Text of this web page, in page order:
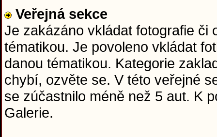
Veřejná sekce
Je zakázáno vkládat fotografie či
tématikou. Je povoleno vkládat
danou tématikou. Kategorie
chybí, ozvěte se. V této veřejné
se zúčastnilo méně než 5 aut. K
Galerie.